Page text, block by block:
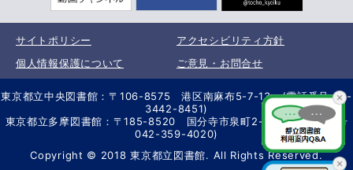
サイトポリシー
アクセシビリティ方針
個人情報保護について
ご意見・お問合せ
東京都立中央図書館：〒106-8575 港区南麻布5-7-13 (電話番号 03-
3442-8451)
東京都立多摩図書館：〒185-8520 国分寺市泉町2-2-26 (電話番号
042-359-4020)
Copyright © 2018 東京都立図書館. All Rights Reserved.